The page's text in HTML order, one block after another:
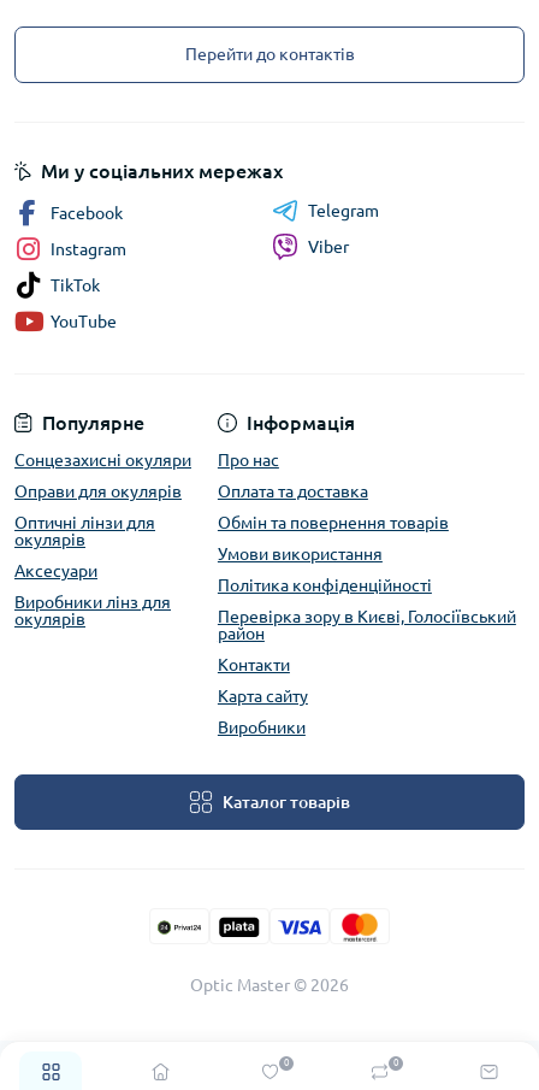
0 0
Перейти до контактів
Популярне
Сонцезахисні окуляри
Оправи для окулярів
Оптичні лінзи для
окулярів
Аксесуари
Виробники лінз для
окулярів
Інформація
Про нас
Оплата та доставка
Обмін та повернення товарів
Умови використання
Політика конфіденційності
Перевірка зору в Києві, Голосіївський
район
Контакти
Карта сайту
Виробники
Каталог товарів
Ми у соціальних мережах
Facebook
Instagram
TikTok
YouTube
Telegram
Viber
Optic Master © 2026